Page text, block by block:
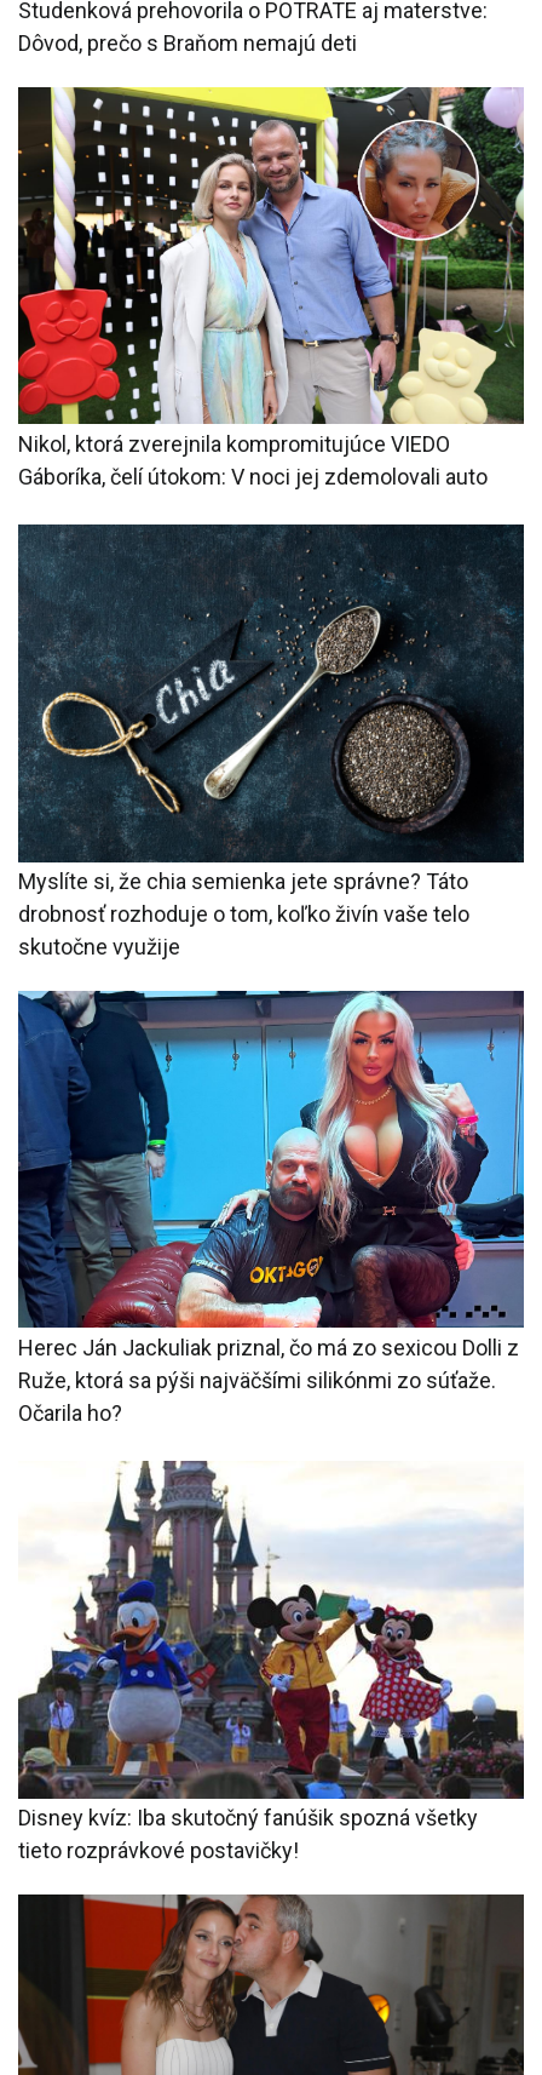
Studenková prehovorila o POTRATE aj materstve:
Dôvod, prečo s Braňom nemajú deti
Nikol, ktorá zverejnila kompromitujúce VIEDO
Gáboríka, čelí útokom: V noci jej zdemolovali auto
Myslíte si, že chia semienka jete správne? Táto
drobnosť rozhoduje o tom, koľko živín vaše telo
skutočne využije
Herec Ján Jackuliak priznal, čo má zo sexicou Dolli z
Ruže, ktorá sa pýši najväčšími silikónmi zo súťaže.
Očarila ho?
Disney kvíz: Iba skutočný fanúšik spozná všetky
tieto rozprávkové postavičky!